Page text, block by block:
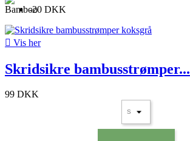
-20 DKK
 Vis her
Skridsikre bambusstrømper...
99 DKK